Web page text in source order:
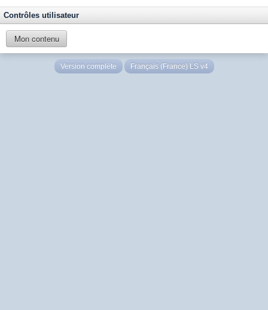
Contrôles utilisateur
Mon contenu
Version complète Français (France) LS v4